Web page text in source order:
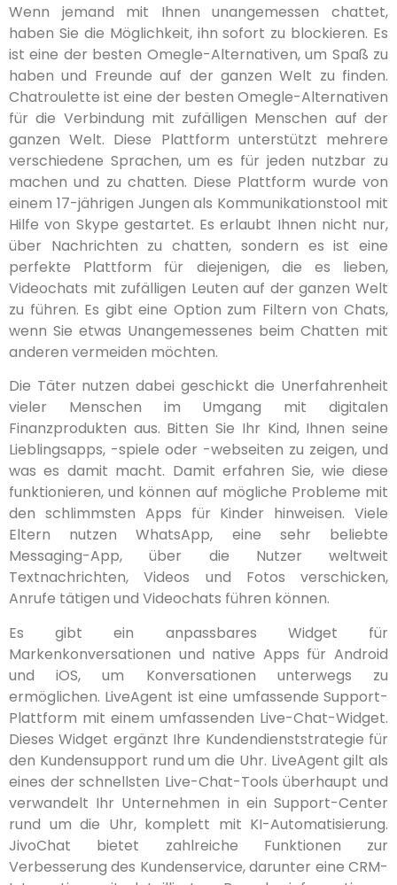
Wenn jemand mit Ihnen unangemessen chattet,
haben Sie die Möglichkeit, ihn sofort zu blockieren. Es
ist eine der besten Omegle-Alternativen, um Spaß zu
haben und Freunde auf der ganzen Welt zu finden.
Chatroulette ist eine der besten Omegle-Alternativen
für die Verbindung mit zufälligen Menschen auf der
ganzen Welt. Diese Plattform unterstützt mehrere
verschiedene Sprachen, um es für jeden nutzbar zu
machen und zu chatten. Diese Plattform wurde von
einem 17-jährigen Jungen als Kommunikationstool mit
Hilfe von Skype gestartet. Es erlaubt Ihnen nicht nur,
über Nachrichten zu chatten, sondern es ist eine
perfekte Plattform für diejenigen, die es lieben,
Videochats mit zufälligen Leuten auf der ganzen Welt
zu führen. Es gibt eine Option zum Filtern von Chats,
wenn Sie etwas Unangemessenes beim Chatten mit
anderen vermeiden möchten.
Die Täter nutzen dabei geschickt die Unerfahrenheit
vieler Menschen im Umgang mit digitalen
Finanzprodukten aus. Bitten Sie Ihr Kind, Ihnen seine
Lieblingsapps, -spiele oder -webseiten zu zeigen, und
was es damit macht. Damit erfahren Sie, wie diese
funktionieren, und können auf mögliche Probleme mit
den schlimmsten Apps für Kinder hinweisen. Viele
Eltern nutzen WhatsApp, eine sehr beliebte
Messaging-App, über die Nutzer weltweit
Textnachrichten, Videos und Fotos verschicken,
Anrufe tätigen und Videochats führen können.
Es gibt ein anpassbares Widget für
Markenkonversationen und native Apps für Android
und iOS, um Konversationen unterwegs zu
ermöglichen. LiveAgent ist eine umfassende Support-
Plattform mit einem umfassenden Live-Chat-Widget.
Dieses Widget ergänzt Ihre Kundendienststrategie für
den Kundensupport rund um die Uhr. LiveAgent gilt als
eines der schnellsten Live-Chat-Tools überhaupt und
verwandelt Ihr Unternehmen in ein Support-Center
rund um die Uhr, komplett mit KI-Automatisierung.
JivoChat bietet zahlreiche Funktionen zur
Verbesserung des Kundenservice, darunter eine CRM-